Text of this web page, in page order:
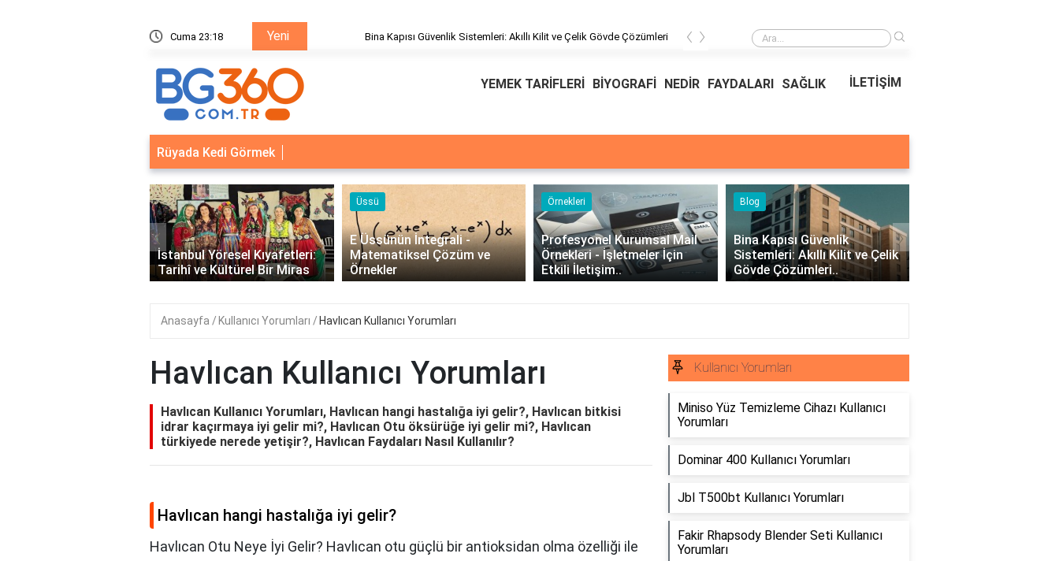
Cuma 23:18 Yeni
Sistemleri: Akıllı Kilit ve Çelik Gövde Çözümleri Bina Kapısı Güvenlik Sistemleri: Akıllı Kilit ve Çelik Gövde Çözümleri Bina Kapısı Güvenlik Sistemleri: Akıllı Kilit ve Çelik Gövde Çözümleri
‹ ›
YEMEK TARİFLERİ BİYOGRAFİ NEDİR FAYDALARI SAĞLIK İLETİŞİM
Rüyada Kedi Görmek
İstanbul Yöresel Kıyafetleri:
Tarihî ve Kültürel Bir Miras
Üssü
E Üssünün İntegrali -
Matematiksel Çözüm ve
Örnekler
Örnekleri
Profesyonel Kurumsal Mail
Örnekleri - İşletmeler İçin
Etkili İletişim..
Blog
Bina Kapısı Güvenlik
Sistemleri: Akıllı Kilit ve Çelik
Gövde Çözümleri..
‹ ›
Anasayfa Kullanıcı Yorumları Havlıcan Kullanıcı Yorumları
Havlıcan Kullanıcı Yorumları
Havlıcan Kullanıcı Yorumları, Havlıcan hangi hastalığa iyi gelir?, Havlıcan bitkisi
idrar kaçırmaya iyi gelir mi?, Havlıcan Otu öksürüğe iyi gelir mi?, Havlıcan
türkiyede nerede yetişir?, Havlıcan Faydaları Nasıl Kullanılır?
Havlıcan hangi hastalığa iyi gelir?
Havlıcan Otu Neye İyi Gelir? Havlıcan otu güçlü bir antioksidan olma özelliği ile
Kullanıcı Yorumları
Miniso Yüz Temizleme Cihazı Kullanıcı
Yorumları
Dominar 400 Kullanıcı Yorumları
Jbl T500bt Kullanıcı Yorumları
Fakir Rhapsody Blender Seti Kullanıcı
Yorumları